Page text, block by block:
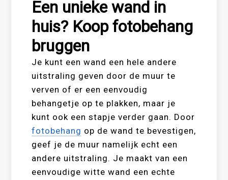
Een unieke wand in
huis? Koop fotobehang
bruggen
Je kunt een wand een hele andere
uitstraling geven door de muur te
verven of er een eenvoudig
behangetje op te plakken, maar je
kunt ook een stapje verder gaan. Door
fotobehang op de wand te bevestigen,
geef je de muur namelijk echt een
andere uitstraling. Je maakt van een
eenvoudige witte wand een echte